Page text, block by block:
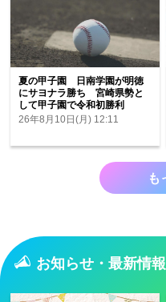
夏の甲子園 日南学園が明徳
にサヨナラ勝ち 宮崎県勢と
して甲子園で令和初勝利
26年8月10日(月) 12:11
も
お知らせ・最新情報